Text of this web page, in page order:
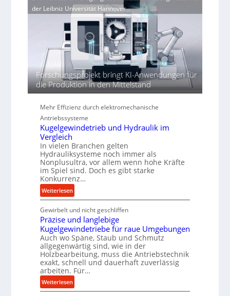
j
h
r
e
h
d
i
e
P
r
f
o
r
m
a
n
c
e
b
e
i
m
D
r
ü
c
k
der Leibniz Universität Hannover
Forschungsprojekt bringt KI-Anwendungen für
die Produktion in den Mittelstand
Mehr Effizienz durch elektromechanische
Antriebssysteme
Kugelgewindetrieb und Hydraulik im
Vergleich
In vielen Branchen gelten
Hydrauliksysteme noch immer als
Nonplusultra, vor allem wenn hohe Kräfte
im Spiel sind. Doch es gibt starke
Konkurrenz…
Weiterlesen:
K
u
g
e
l
g
e
w
i
n
Gewirbelt und nicht geschliffen
Präzise und langlebige
Kugelgewindetriebe für raue Umgebungen
Auch wo Späne, Staub und Schmutz
allgegenwärtig sind, wie in der
Holzbearbeitung, muss die Antriebstechnik
exakt, schnell und dauerhaft zuverlässig
arbeiten. Für…
Weiterlesen:
P